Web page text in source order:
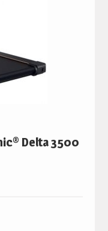
Delta 3500